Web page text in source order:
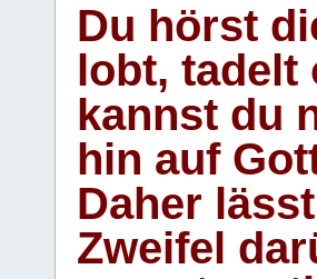
Du hörst
lobt, tadelt
kannst du
hin auf
Daher
Zweifel